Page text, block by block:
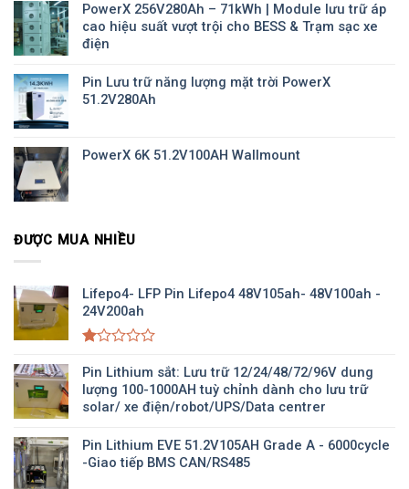
PowerX 256V280Ah – 71kWh | Module lưu trữ áp
cao hiệu suất vượt trội cho BESS & Trạm sạc xe
điện
Pin Lưu trữ năng lượng mặt trời PowerX
51.2V280Ah
PowerX 6K 51.2V100AH Wallmount
ĐƯỢC MUA NHIỀU
Lifepo4- LFP Pin Lifepo4 48V105ah- 48V100ah -
24V200ah
xếp
hạng
1.00
5
Pin Lithium sắt: Lưu trữ 12/24/48/72/96V dung
lượng 100-1000AH tuỳ chỉnh dành cho lưu trữ
solar/ xe điện/robot/UPS/Data centrer
Pin Lithium EVE 51.2V105AH Grade A - 6000cycle
-Giao tiếp BMS CAN/RS485